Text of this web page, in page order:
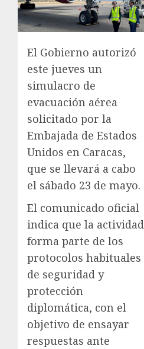
El Gobierno autorizó
este jueves un
simulacro de
evacuación aérea
solicitado por la
Embajada de Estados
Unidos en Caracas,
que se llevará a cabo
el sábado 23 de mayo.
El comunicado oficial
indica que la actividad
forma parte de los
protocolos habituales
de seguridad y
protección
diplomática, con el
objetivo de ensayar
respuestas ante